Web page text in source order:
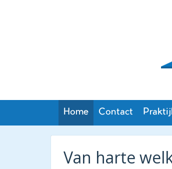
Home Contact
Van harte